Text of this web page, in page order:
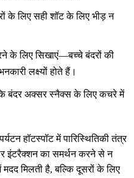
के लिए सही शॉट के लिए भीड़ न
के लिए सिखाएं—बच्चे बंदरों की
लक्ष्यों होते हैं।
बंदर अक्सर स्नैक्स के लिए कचरे में
हॉटस्पॉट में पारिस्थितिकी तंत्र
इंटरैक्शन का समर्थन करने से न
मिलती है, बल्कि दूसरों के लिए